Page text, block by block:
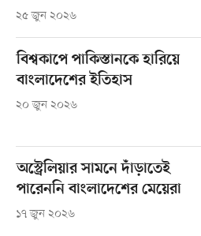
২৫ জুন ২০২৬
বিশ্বকাপে পাকিস্তানকে হারিয়ে
বাংলাদেশের ইতিহাস
২০ জুন ২০২৬
অস্ট্রেলিয়ার সামনে দাঁড়াতেই
পারেননি বাংলাদেশের মেয়েরা
১৭ জুন ২০২৬